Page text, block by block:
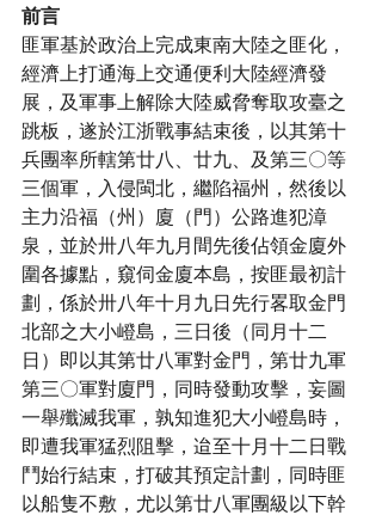
前言
匪軍基於政治上完成東南大陸之匪化，
經濟上打通海上交通便利大陸經濟發
展，及軍事上解除大陸威脅奪取攻臺之
跳板，遂於江浙戰事結束後，以其第十
兵團率所轄第廿八、廿九、及第三〇等
三個軍，入侵閩北，繼陷福州，然後以
主力沿福（州）廈（門）公路進犯漳
泉，並於卅八年九月間先後佔領金廈外
圍各據點，窺伺金廈本島，按匪最初計
劃，係於卅八年十月九日先行畧取金門
北部之大小嶝島，三日後（同月十二
日）即以其第廿八軍對金門，第廿九軍
第三〇軍對廈門，同時發動攻擊，妄圖
一舉殲滅我軍，孰知進犯大小嶝島時，
即遭我軍猛烈阻擊，迨至十月十二日戰
鬥始行結束，打破其預定計劃，同時匪
以船隻不敷，尤以第廿八軍團級以下幹